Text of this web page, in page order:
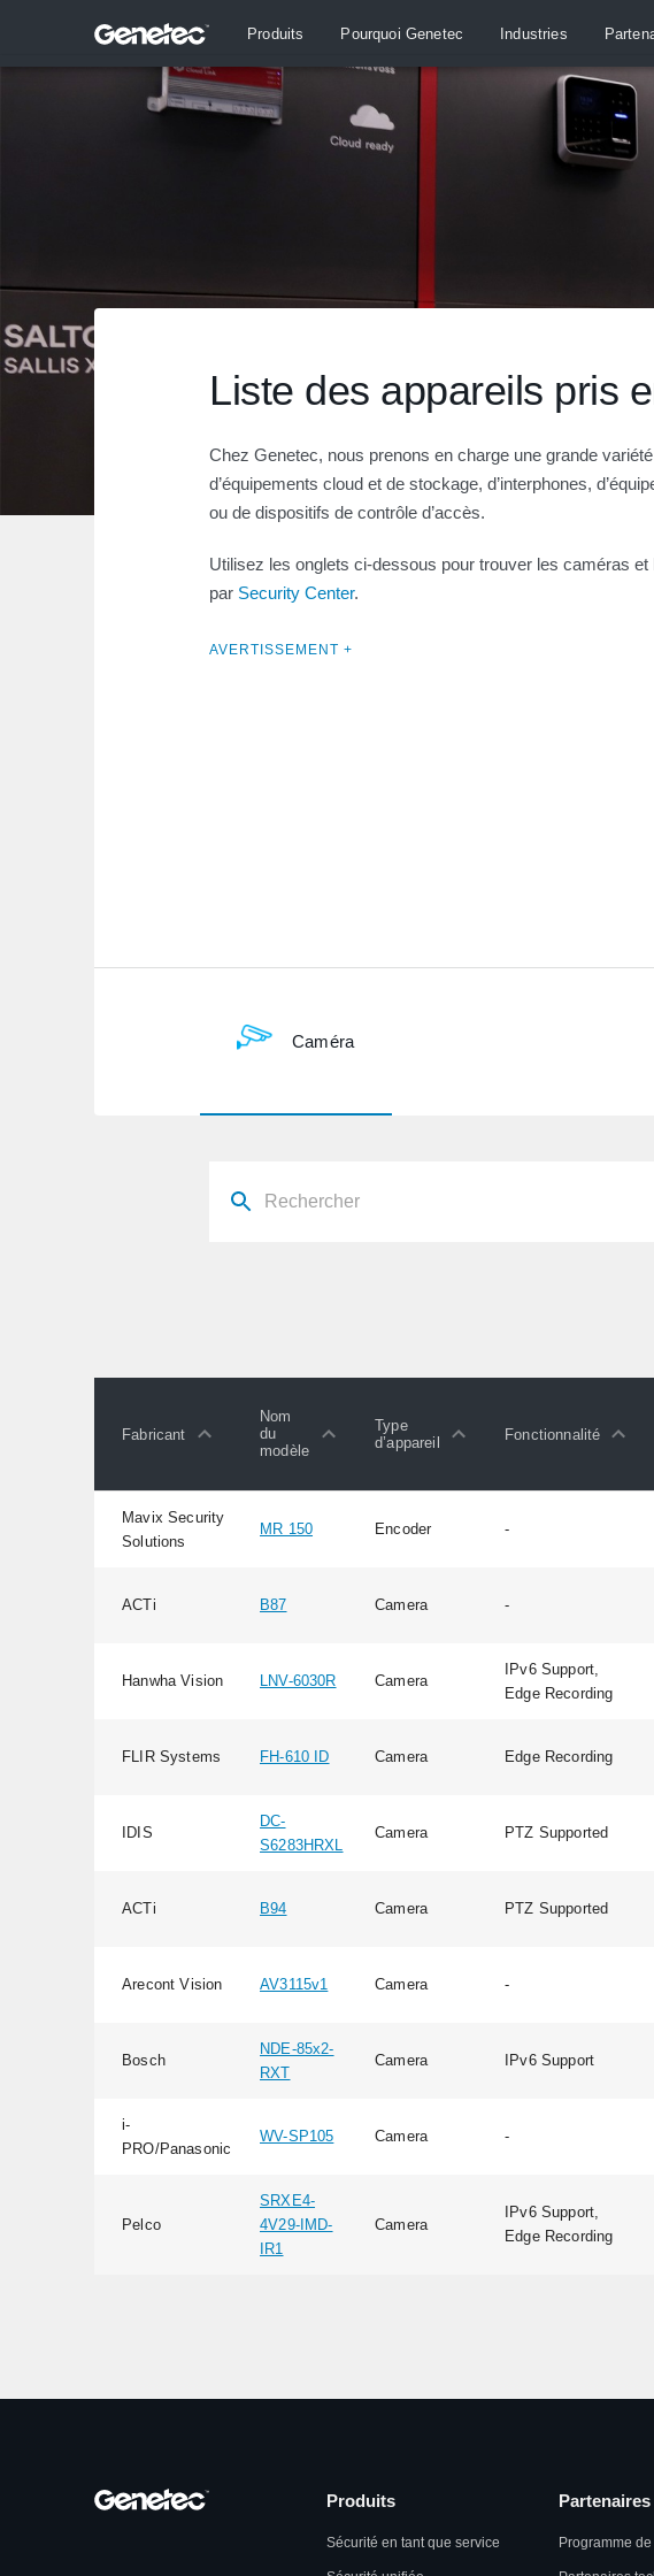
Produits Pourquoi Genetec Industries
Liste des appareils pris
Chez Genetec, nous prenons en charge une grande
d’équipements cloud et de stockage, d’interphones,
ou de dispositifs de contrôle d’accès.
Utilisez les onglets ci-dessous pour trouver les caméras
par Security Center.
AVERTISSEMENT +
Caméra
Fabricant
Nom
du
modèle
Type
d’appareil
Fonctionnalité
Mavix Security
Solutions
MR 150 Encoder -
ACTi B87 Camera -
Hanwha Vision LNV-6030R Camera
IPv6 Support,
Edge Recording
FLIR Systems FH-610 ID Camera Edge Recording
IDIS
DC-
S6283HRXL
Camera PTZ Supported
ACTi B94 Camera PTZ Supported
Arecont Vision AV3115v1 Camera -
Bosch
NDE-85x2-
RXT
Camera IPv6 Support
i-
PRO/Panasonic
WV-SP105 Camera -
Pelco
SRXE4-
4V29-IMD-
IR1
Camera
IPv6 Support,
Edge Recording
Produits
Sécurité en tant que service
Partenaires
Programme